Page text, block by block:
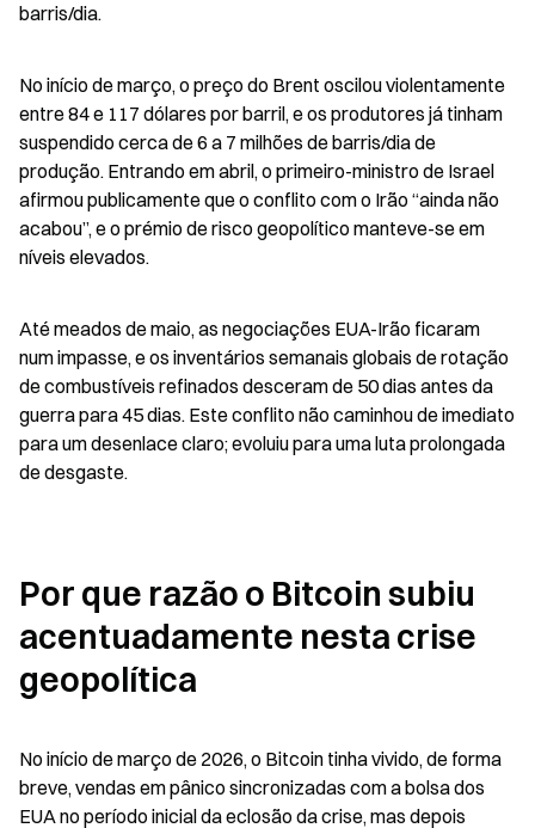
barris/dia.
No início de março, o preço do Brent oscilou violentamente
entre 84 e 117 dólares por barril, e os produtores já tinham
suspendido cerca de 6 a 7 milhões de barris/dia de
produção. Entrando em abril, o primeiro-ministro de Israel
afirmou publicamente que o conflito com o Irão “ainda não
acabou”, e o prémio de risco geopolítico manteve-se em
níveis elevados.
Até meados de maio, as negociações EUA-Irão ficaram
num impasse, e os inventários semanais globais de rotação
de combustíveis refinados desceram de 50 dias antes da
guerra para 45 dias. Este conflito não caminhou de imediato
para um desenlace claro; evoluiu para uma luta prolongada
de desgaste.
Por que razão o Bitcoin subiu
acentuadamente nesta crise
geopolítica
No início de março de 2026, o Bitcoin tinha vivido, de forma
breve, vendas em pânico sincronizadas com a bolsa dos
EUA no período inicial da eclosão da crise, mas depois